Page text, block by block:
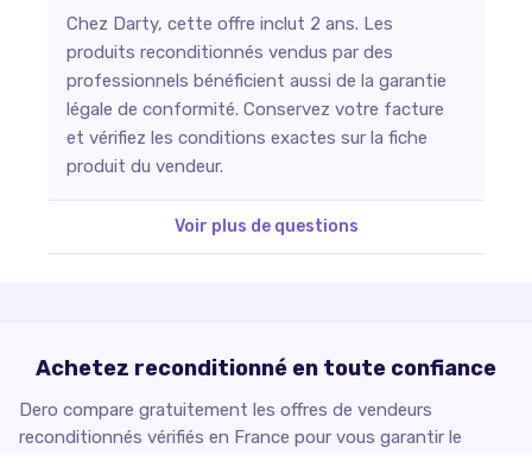
Chez Darty, cette offre inclut 2 ans. Les
produits reconditionnés vendus par des
professionnels bénéficient aussi de la garantie
légale de conformité. Conservez votre facture
et vérifiez les conditions exactes sur la fiche
produit du vendeur.
Voir plus de questions
Achetez reconditionné en toute confiance
Dero compare gratuitement les offres de vendeurs
reconditionnés vérifiés en France pour vous garantir le